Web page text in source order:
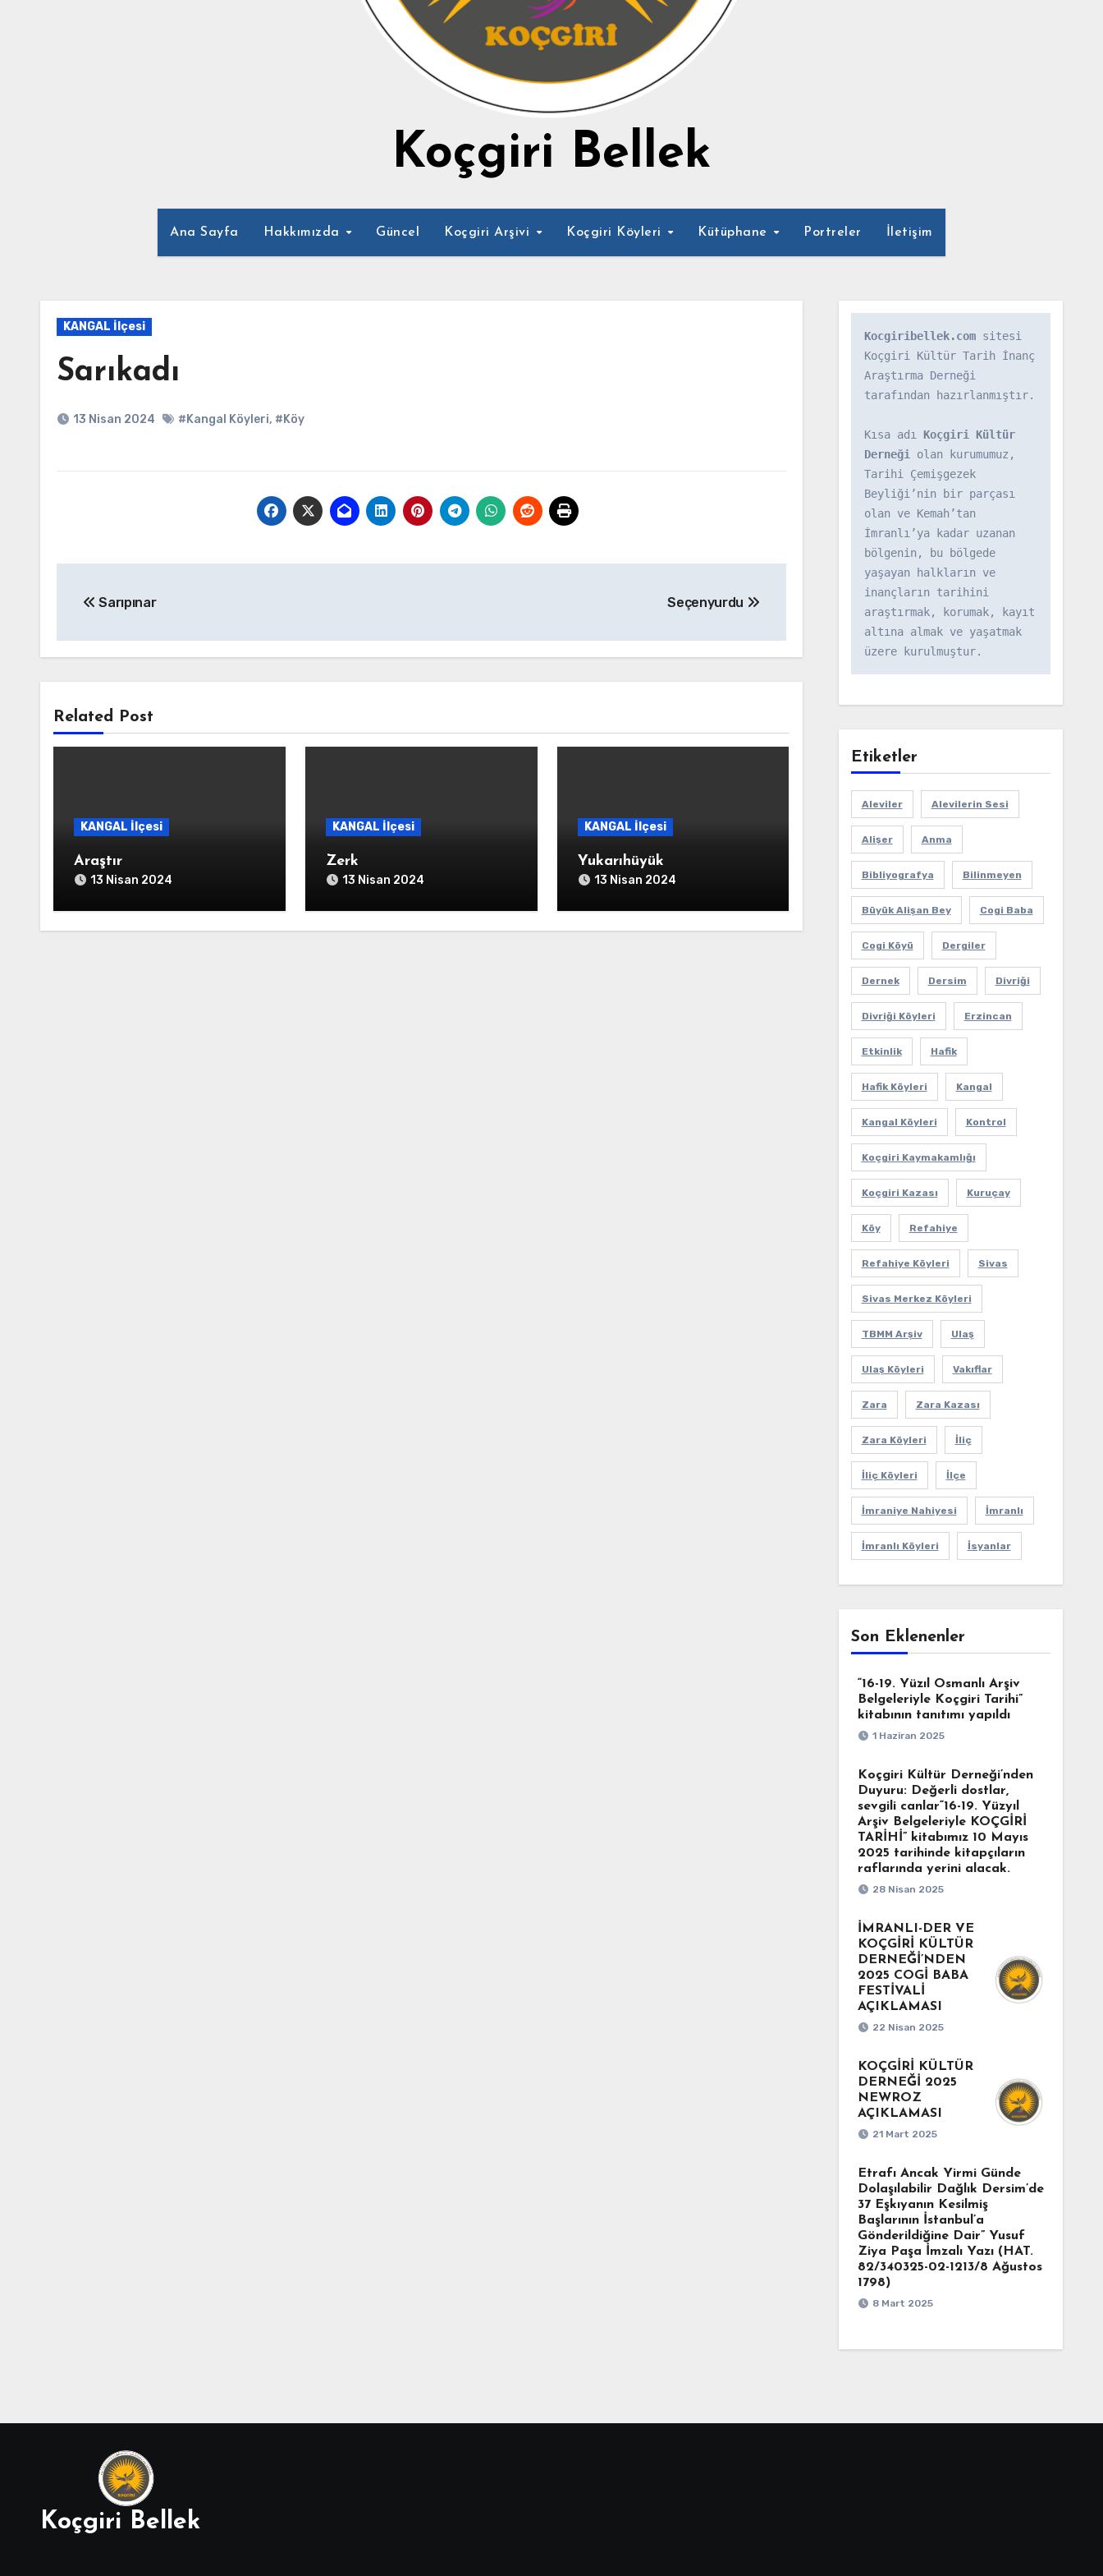
Koçgiri Bellek
Ana Sayfa Hakkımızda Güncel Koçgiri Arşivi Koçgiri Köyleri Kütüphane Portreler İletişim
KANGAL İlçesi
Sarıkadı
13 Nisan 2024 #Kangal Köyleri, #Köy
gezinmesi
Sarıpınar Seçenyurdu
Related Post
KANGAL İlçesi
Araştır
13 Nisan 2024
KANGAL İlçesi
Zerk
13 Nisan 2024
KANGAL İlçesi
Yukarıhüyük
13 Nisan 2024
Kocgiribellek.com sitesi
Koçgiri Kültür Tarih İnanç
Araştırma Derneği
tarafından hazırlanmıştır.
Kısa adı Koçgiri Kültür
Derneği olan kurumumuz,
Tarihi Çemişgezek
Beyliği’nin bir parçası
olan ve Kemah’tan
İmranlı’ya kadar uzanan
bölgenin, bu bölgede
yaşayan halkların ve
inançların tarihini
araştırmak, korumak, kayıt
altına almak ve yaşatmak
üzere kurulmuştur.
Etiketler
Aleviler Alevilerin Sesi
Alişer Anma
Bibliyografya Bilinmeyen
Büyük Alişan Bey Cogi Baba
Cogi Köyü Dergiler
Dernek Dersim Divriği
Divriği Köyleri Erzincan
Etkinlik Hafik
Hafik Köyleri Kangal
Kangal Köyleri Kontrol
Koçgiri Kaymakamlığı
Koçgiri Kazası Kuruçay
Köy Refahiye
Refahiye Köyleri Sivas
Sivas Merkez Köyleri
TBMM Arşiv Ulaş
Ulaş Köyleri Vakıflar
Zara Zara Kazası
Zara Köyleri İliç
İliç Köyleri İlçe
İmraniye Nahiyesi İmranlı
İmranlı Köyleri İsyanlar
Son Eklenenler
“16-19. Yüzıl Osmanlı Arşiv
Belgeleriyle Koçgiri Tarihi”
kitabının tanıtımı yapıldı
1 Haziran 2025
Koçgiri Kültür Derneği’nden
Duyuru: Değerli dostlar,
sevgili canlar“16-19. Yüzyıl
Arşiv Belgeleriyle KOÇGİRİ
TARİHİ” kitabımız 10 Mayıs
2025 tarihinde kitapçıların
raflarında yerini alacak.
28 Nisan 2025
İMRANLI-DER VE
KOÇGİRİ KÜLTÜR
DERNEĞİ’NDEN
2025 COGİ BABA
FESTİVALİ
AÇIKLAMASI
22 Nisan 2025
KOÇGİRİ KÜLTÜR
DERNEĞİ 2025
NEWROZ
AÇIKLAMASI
21 Mart 2025
Etrafı Ancak Yirmi Günde
Dolaşılabilir Dağlık Dersim’de
37 Eşkıyanın Kesilmiş
Başlarının İstanbul’a
Gönderildiğine Dair” Yusuf
Ziya Paşa İmzalı Yazı (HAT.
82/340325-02-1213/8 Ağustos
1798)
8 Mart 2025
Koçgiri Bellek